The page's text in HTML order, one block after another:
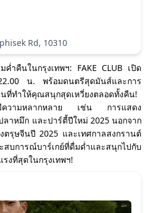
Rd, 10310
ำคืนในกรุงเทพฯ: FAKE CLUB เปิด
น. พร้อมดนตรีสุดมันส์และการ
ที่ทำให้คุณสนุกสุดเหวี่ยงตลอดทั้งคืน!
มีความหลากหลาย เช่น การแสดง
ลาหมึก และปาร์ตี้ปีใหม่ 2025 นอกจาก
ตรุษจีนปี 2025 และเทศกาลสงกรานต์
รณ์บาร์เกย์ที่ดื่มด่ำและสนุกไปกับ
งที่สุดในกรุงเทพฯ!